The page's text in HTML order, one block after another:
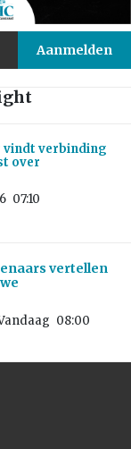
vindt verbinding
over
07:10
vertellen
08:00